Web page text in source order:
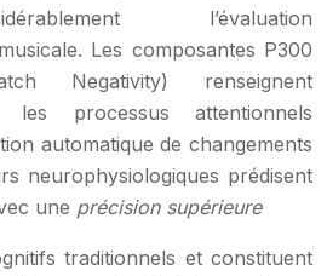
l’évaluation
Les composantes P300
Negativity) renseignent
les processus attentionnels
automatique de changements
neurophysiologiques prédisent
une précision supérieure
traditionnels et constituent